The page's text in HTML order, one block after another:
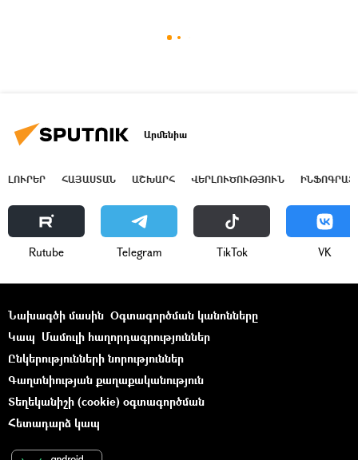
Արմենիա
ԼՈՒՐԵՐ ՀԱՅԱՍՏԱՆ ԱՇԽԱՐՀ ՎԵՐԼՈՒԾՈՒԹՅՈՒՆ
Rutube Telegram ТikТоk VK
Նախագծի մասին Օգտագործման կանոնները
Կապ Մամուլի հաղորդագրություններ
Ընկերությունների նորություններ
Գաղտնիության քաղաքականություն
Տեղեկանիշի (cookie) օգտագործման
Հետադարձ կապ